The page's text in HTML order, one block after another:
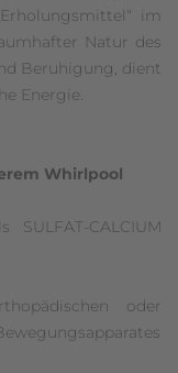
im
Natur des
Beruhigung, dient
Energie.
Whirlpool
CALCIUM
oder